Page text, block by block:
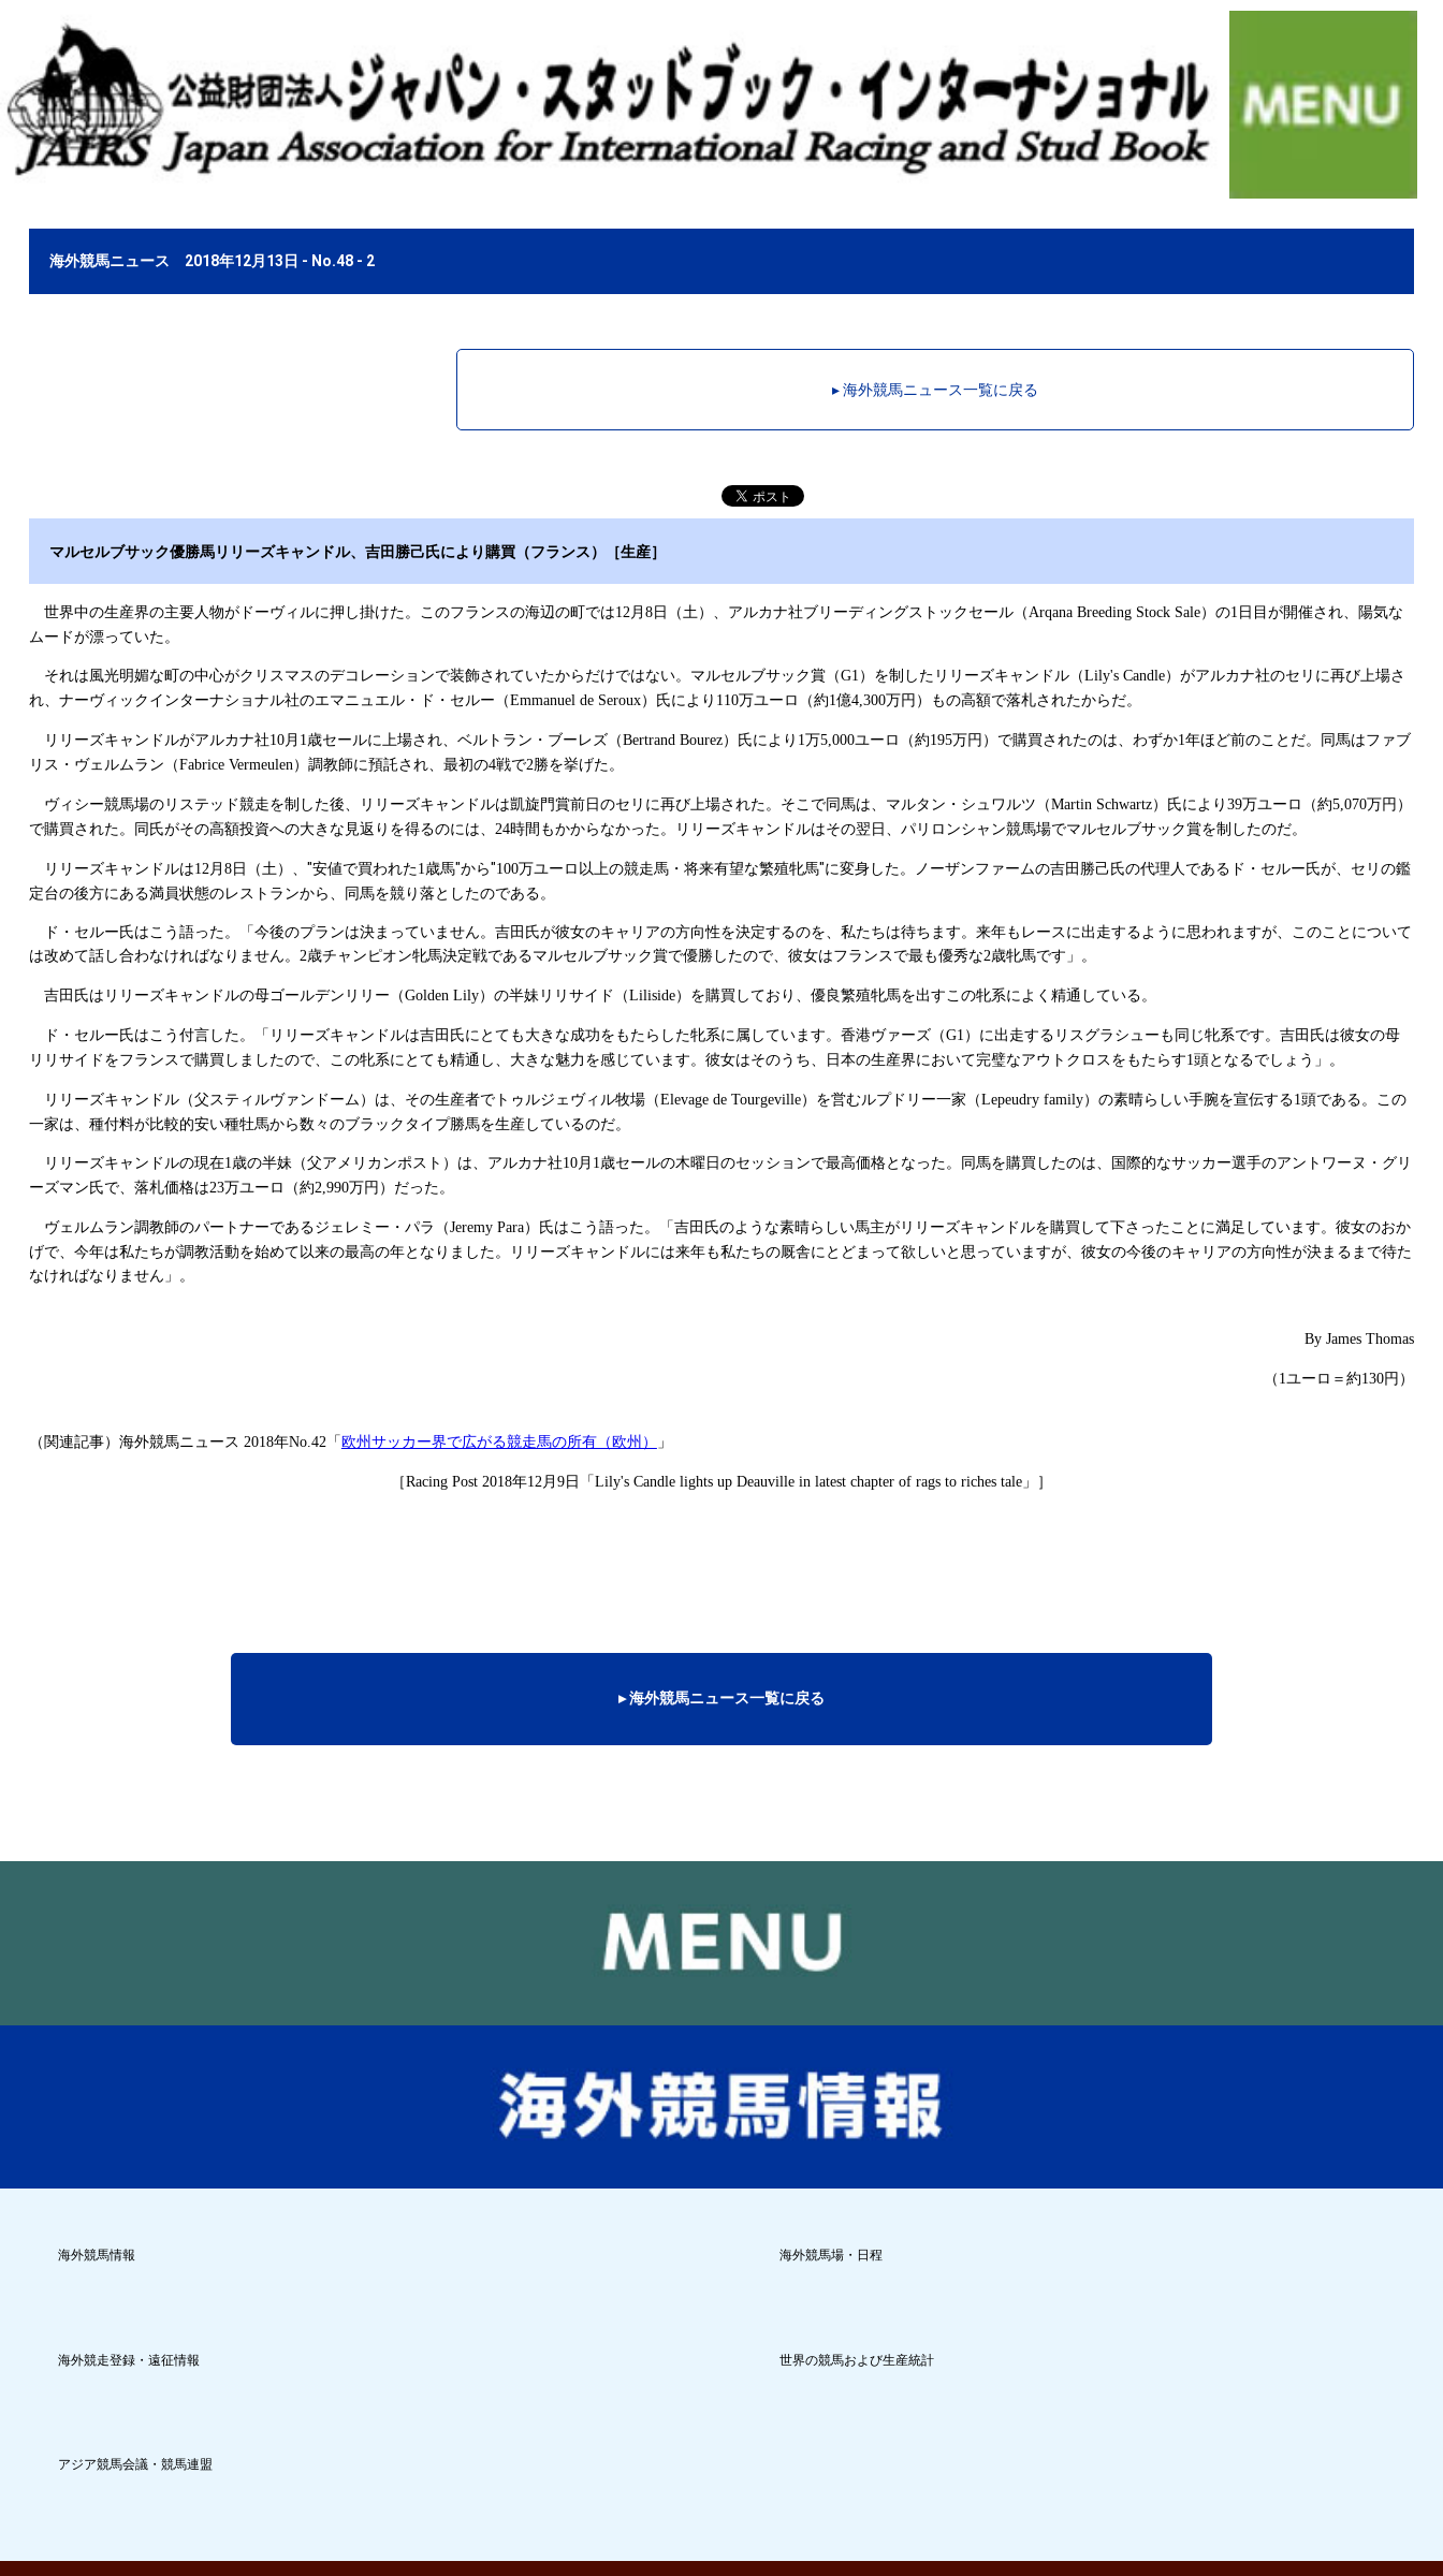
海外競馬ニュース 2018年12月13日 - No.48 - 2
▸ 海外競馬ニュース一覧に戻る
マルセルブサック優勝馬リリーズキャンドル、吉田勝己氏により購買（フランス）［生産］
世界中の生産界の主要人物がドーヴィルに押し掛けた。このフランスの海辺の町では12 月 8日（土）、アルカナ社ブリーディングストックセール（Arqana Breeding Stock Sale）の1 日目が開催され、陽気な
ムードが漂っていた。
それは風光明媚な町の中心がクリスマスのデコレーションで装飾されていたからだけではない。マルセルブサック賞（G1 ）を制したリリーズキャンドル（Lily's Candle）がアルカナ社のセリに再び上場さ
れ、ナーヴィックインターナショナル社のエマニュエル・ド・セルー（Emmanuel de Seroux）氏により 110万ユーロ（約1億4,300万円）もの高額で落札されたからだ。
リリーズキャンドルがアルカナ社10月 1歳セールに上場され、ベルトラン・ブーレズ（Bertrand Bourez）氏により 1万5,000ユーロ（約195万円）で購買されたのは、わずか1年ほど前のことだ。同馬はファブ
リス・ヴェルムラン（Fabrice Vermeulen）調教師に預託され、最初の4戦で2勝を挙げた。
ヴィシー競馬場のリステッド競走を制した後、リリーズキャンドルは凱旋門賞前日のセリに再び上場された。そこで同馬は、マルタン・シュワルツ（Martin Schwartz）氏により 39万ユーロ（約5,070万円）
で購買された。同氏がその高額投資への大きな見返りを得るのには、 24時間もかからなかった。リリーズキャンドルはその翌日、パリロンシャン競馬場でマルセルブサック賞を制したのだ。
リリーズキャンドルは12 月 8日（土）、"安値で買われた1歳馬"から"100万ユーロ以上の競走馬・将来有望な繁殖牝馬"に変身した。ノーザンファームの吉田勝己氏の代理人であるド・セルー氏が、セリの鑑
定台の後方にある満員状態のレストランから、同馬を競り落としたのである。
ド・セルー氏はこう語った。「今後のプランは決まっていません。吉田氏が彼女のキャリアの方向性を決定するのを、私たちは待ちます。来年もレースに出走するように思われますが、このことについて
は改めて話し合わなければなりません。 2歳チャンピオン牝馬決定戦であるマルセルブサック賞で優勝したので、彼女はフランスで最も優秀な2歳牝馬です」。
吉田氏はリリーズキャンドルの母ゴールデンリリー（Golden Lily）の半妹リリサイド（Liliside）を購買しており、優良繁殖牝馬を出すこの牝系によく精通している。
ド・セルー氏はこう付言した。「リリーズキャンドルは吉田氏にとても大きな成功をもたらした牝系に属しています。香港ヴァーズ（G1 ）に出走するリスグラシューも同じ牝系です。吉田氏は彼女の母
リリサイドをフランスで購買しましたので、この牝系にとても精通し、大きな魅力を感じています。彼女はそのうち、日本の生産界において完璧なアウトクロスをもたらす1頭となるでしょう」。
リリーズキャンドル（父スティルヴァンドーム）は、その生産者でトゥルジェヴィル牧場（Elevage de Tourgeville）を営むルプドリー一家（Lepeudry family）の素晴らしい手腕を宣伝する1頭である。この
一家は、種付料が比較的安い種牡馬から数々のブラックタイプ勝馬を生産しているのだ。
リリーズキャンドルの現在1歳の半妹（父アメリカンポスト）は、アルカナ社10月 1歳セールの木曜日のセッションで最高価格となった。同馬を購買したのは、国際的なサッカー選手のアントワーヌ・グリ
ーズマン氏で、落札価格は23万ユーロ（約2,990万円）だった。
ヴェルムラン調教師のパートナーであるジェレミー・パラ（Jeremy Para）氏はこう語った。「吉田氏のような素晴らしい馬主がリリーズキャンドルを購買して下さったことに満足しています。彼女のおか
げで、今年は私たちが調教活動を始めて以来の最高の年となりました。リリーズキャンドルには来年も私たちの厩舎にとどまって欲しいと思っていますが、彼女の今後のキャリアの方向性が決まるまで待た
なければなりません」。
By James Thomas
（ 1ユーロ＝約130円）
（関連記事）海外競馬ニュース 2018年No.42 「欧州サッカー界で広がる競走馬の所有（欧州） 」
［Racing Post 2018年12 月 9日 「Lily's Candle lights up Deauville in latest chapter of rags to riches tale」］
▸ 海外競馬ニュース一覧に戻る
海外競馬情報 海外競馬場・日程
海外競走登録・遠征情報 世界の競馬および生産統計
アジア競馬会議・競馬連盟